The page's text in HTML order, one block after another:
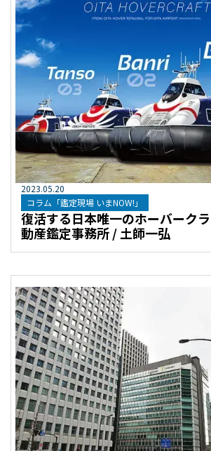
2023.05.20
コラム「鑑定現場 いまNOW!」
復活する日本唯一のホーバーク
動産鑑定事務所 / 土師一弘